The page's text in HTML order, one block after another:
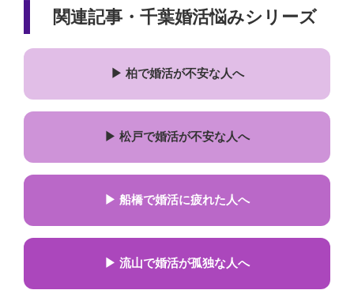
関連記事・千葉婚活悩みシリーズ
▶ 柏で婚活が不安な人へ
▶ 松戸で婚活が不安な人へ
▶ 船橋で婚活に疲れた人へ
▶ 流山で婚活が孤独な人へ